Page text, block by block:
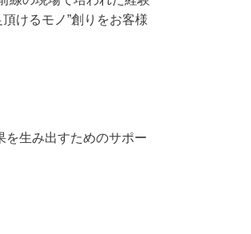
けるモノ”創りをお客様
を生み出すためのサポー